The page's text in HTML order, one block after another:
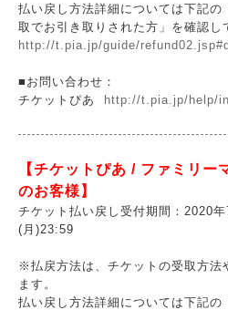
払い戻し方法詳細については下記の
取でお引き取りされた方」を確認し
http://t.pia.jp/guide/
■お問い合わせ：
チケットぴあ
http://t.pia.jp/help/
【チケットぴあ / ファミリー
のお客様】
チケット払い戻し受付期間：2020
(月)23:59
※払戻方法は、チケットの受取方法
ます。
払い戻し方法詳細については下記の